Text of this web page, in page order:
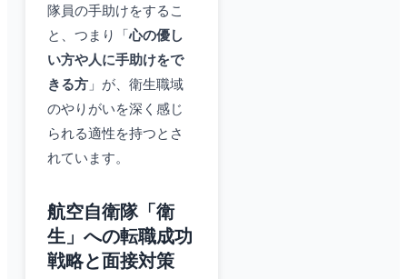
隊員の手助けをするこ
と、つまり「心の優し
い方や人に手助けをで
きる方 」が、衛生職域
のやりがいを深く感じ
られる適性を持つとさ
れています。
航空自衛隊「衛
生」への転職成功
戦略と面接対策